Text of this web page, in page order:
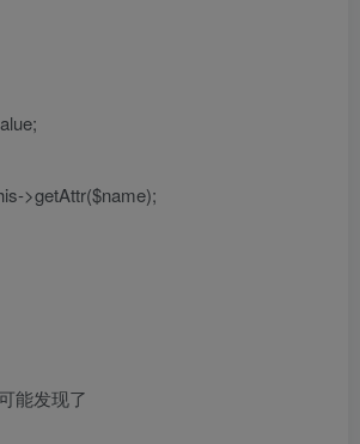
>getAttr($name);
能发现了